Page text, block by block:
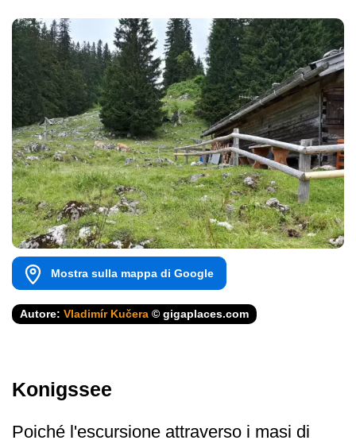
Mostra sulla mappa di Google
Autore: Vladimír Kučera © gigaplaces.com
Konigssee
Poiché l'escursione attraverso i masi di